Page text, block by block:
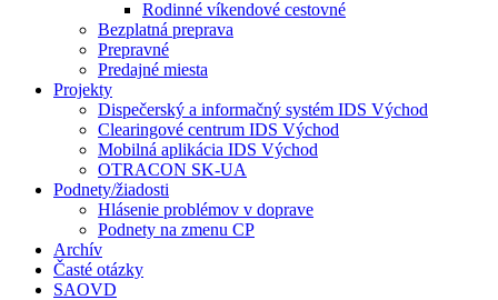
Rodinné víkendové cestovné
Bezplatná preprava
Prepravné
Predajné miesta
Projekty
Dispečerský a informačný systém IDS Východ
Clearingové centrum IDS Východ
Mobilná aplikácia IDS Východ
OTRACON SK-UA
Podnety/žiadosti
Hlásenie problémov v doprave
Podnety na zmenu CP
Archív
Časté otázky
SAOVD